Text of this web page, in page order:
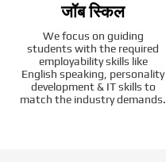
जॉब स्किल
We focus on guiding
students with the required
employability skills like
English speaking, personality
development & IT skills to
match the industry demands.